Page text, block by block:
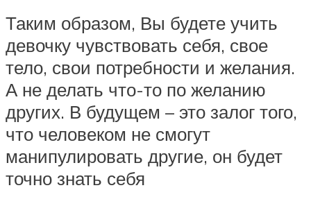
Таким образом, Вы будете учить
девочку чувствовать себя, свое
тело, свои потребности и желания.
А не делать что-то по желанию
других. В будущем – это залог того,
что человеком не смогут
манипулировать другие, он будет
точно знать себя